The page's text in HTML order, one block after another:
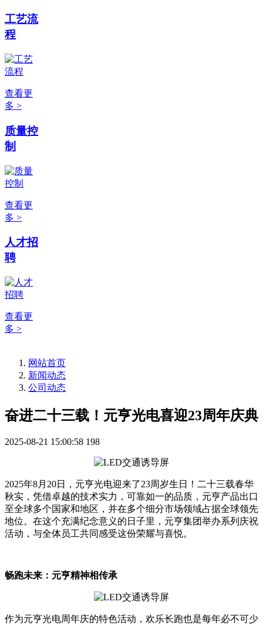
工艺流
程
查看更
多 >
质量控
制
查看更
多 >
人才招
聘
查看更
多 >
网站首页
新闻动态
公司动态
奋进二十三载！元亨光电喜迎23周年庆典
2025-08-21 15:00:58 198
2025年8月20日，元亨光电迎来了23周岁生日！二十三载春华
秋实，凭借卓越的技术实力，可靠如一的品质，元亨产品出口
至全球多个国家和地区，并在多个细分市场领域占据全球领先
地位。在这个充满纪念意义的日子里，元亨集团举办系列庆祝
活动，与全体员工共同感受这份荣耀与喜悦。
畅跑未来：元亨精神相传承
作为元亨光电周年庆的特色活动，欢乐长跑也是每年必不可少